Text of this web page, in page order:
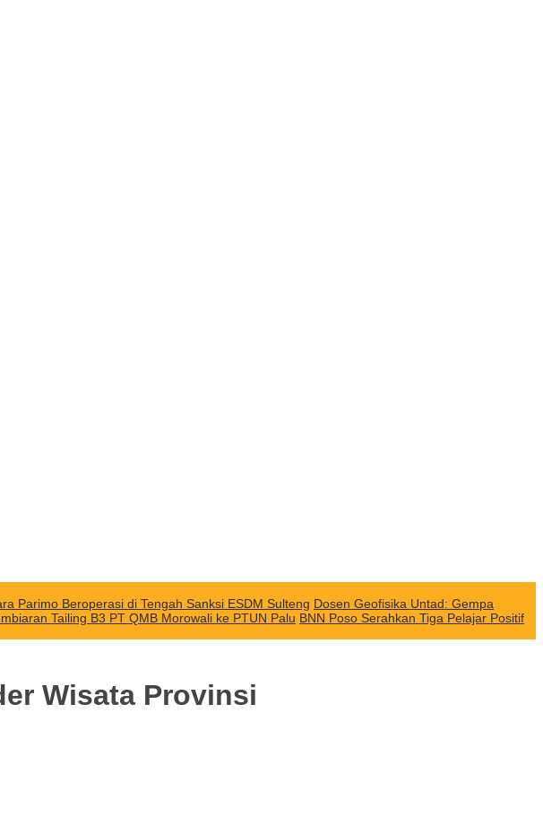
Parimo Beroperasi di Tengah Sanksi ESDM Sulteng Dosen Geofisika Untad: Gempa
Tailing B3 PT QMB Morowali ke PTUN Palu BNN Poso Serahkan Tiga Pelajar Positif
Wisata Provinsi